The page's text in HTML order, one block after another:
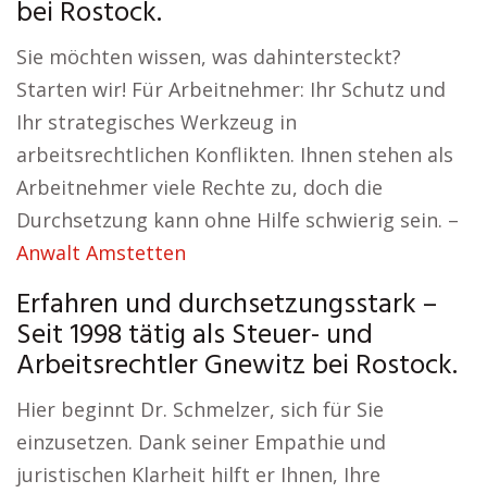
bei Rostock.
Sie möchten wissen, was dahintersteckt?
Starten wir! Für Arbeitnehmer: Ihr Schutz und
Ihr strategisches Werkzeug in
arbeitsrechtlichen Konflikten. Ihnen stehen als
Arbeitnehmer viele Rechte zu, doch die
Durchsetzung kann ohne Hilfe schwierig sein. –
Anwalt Amstetten
Erfahren und durchsetzungsstark –
Seit 1998 tätig als Steuer- und
Arbeitsrechtler Gnewitz bei Rostock.
Hier beginnt Dr. Schmelzer, sich für Sie
einzusetzen. Dank seiner Empathie und
juristischen Klarheit hilft er Ihnen, Ihre